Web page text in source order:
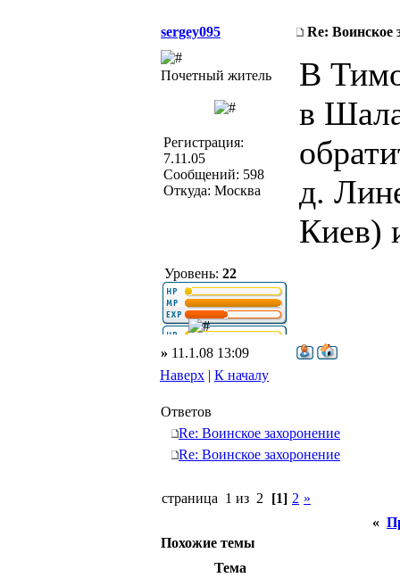
sergey095 Re: Воинское
Почетный житель
Регистрация:
7.11.05
Сообщений: 598
Откуда: Москва
Уровень: 22
В
в
д.
Киев)
» 11.1.08 13:09
Наверх | К началу
Ответов
Re: Воинское захоронение
Re: Воинское захоронение
страница 1 из 2 [1] 2 »
«
Похожие темы
Тема